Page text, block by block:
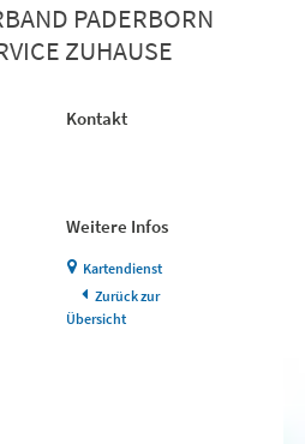
PADERBORN
ZUHAUSE
Kontakt
Weitere Infos
Kartendienst
Zurück zur
Übersicht